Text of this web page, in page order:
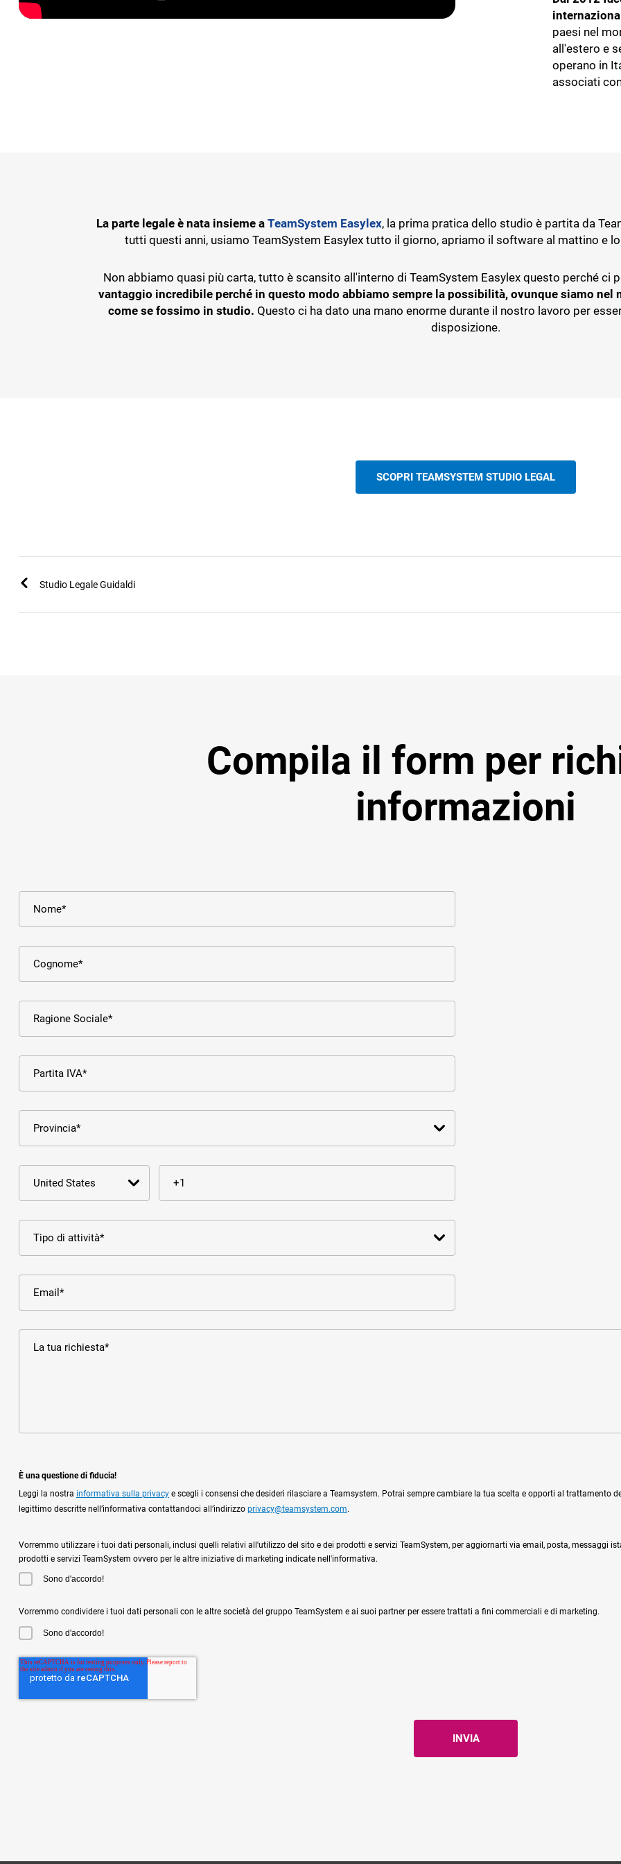
paesi nel
all'estero e
operano in
associati
La parte legale è nata insieme a TeamSystem Easylex, la prima pratica dello studio è partita da
tutti questi anni, usiamo TeamSystem Easylex tutto il giorno, apriamo il software al mattino e
Non abbiamo quasi più carta, tutto è scansito all'interno di TeamSystem Easylex questo perché ci
vantaggio incredibile perché in questo modo abbiamo sempre la possibilità, ovunque siamo nel
come se fossimo in studio. Questo ci ha dato una mano enorme durante il nostro lavoro per
disposizione.
SCOPRI TEAMSYSTEM STUDIO LEGAL
Studio Legale Guidaldi
Compila il form per
informazioni
È una questione di fiducia!
Leggi la nostra informativa sulla privacy e scegli i consensi che desideri rilasciare a Teamsystem. Potrai sempre cambiare la tua scelta e opporti al
legittimo descritte nell’informativa contattandoci all’indirizzo privacy@teamsystem.com.
Vorremmo utilizzare i tuoi dati personali, inclusi quelli relativi all'utilizzo del sito e dei prodotti e servizi TeamSystem, per aggiornarti via email, posta, messaggi
prodotti e servizi TeamSystem ovvero per le altre iniziative di marketing indicate nell'informativa.
Sono d'accordo!
Vorremmo condividere i tuoi dati personali con le altre società del gruppo TeamSystem e ai suoi partner per essere trattati a fini commerciali e di marketing.
Sono d'accordo!